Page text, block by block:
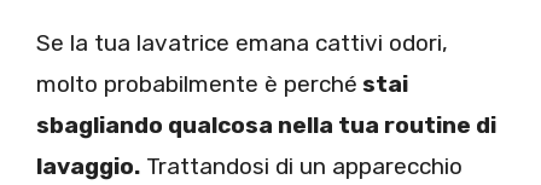
Se la tua lavatrice emana cattivi odori,
molto probabilmente è perché stai
sbagliando qualcosa nella tua routine di
lavaggio. Trattandosi di un apparecchio